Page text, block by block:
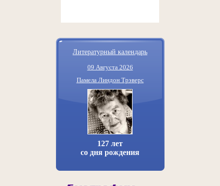
Литературный календарь
09 Августа 2026
Памела Линдон Трэверс
127 лет
со дня рождения